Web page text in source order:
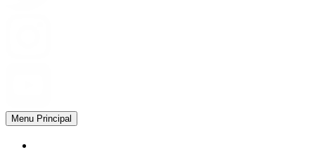
Menu Principal